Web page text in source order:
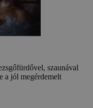
szaunával
a jól megérdemelt